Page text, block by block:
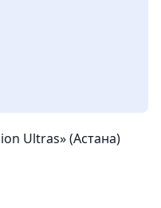
Ultras» (Астана)